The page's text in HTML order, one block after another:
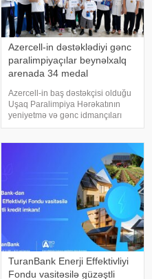
Azercell-in dəstəklədiyi gənc
paralimpiyaçılar beynəlxalq
arenada 34 medal
Azercell-in baş dəstəkçisi olduğu
Uşaq Paralimpiya Hərəkatının
yeniyetmə və gənc idmançıları
2026-cı ilin ilk yarısında
TuranBank Enerji Effektivliyi
Fondu vasitəsilə güzəştli